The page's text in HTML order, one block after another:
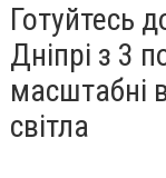
Готуйтесь
Дніпрі з 3
масштабні
світла